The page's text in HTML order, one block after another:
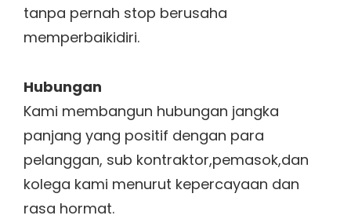
tanpa pernah stop berusaha
memperbaikidiri.
Hubungan
Kami membangun hubungan jangka
panjang yang positif dengan para
pelanggan, sub kontraktor,pemasok,dan
kolega kami menurut kepercayaan dan
rasa hormat.